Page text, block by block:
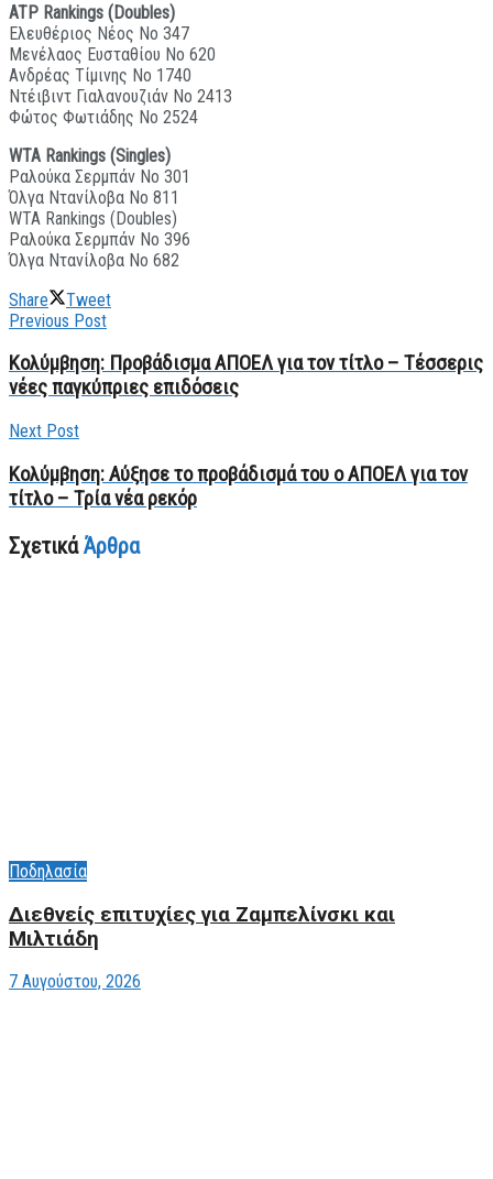
ATP Rankings (Doubles)
Ελευθέριος Νέος Νο 347
Μενέλαος Ευσταθίου Νο 620
Ανδρέας Τίμινης Νο 1740
Ντέιβιντ Γιαλανουζιάν Νο 2413
Φώτος Φωτιάδης Νο 2524
WTA Rankings (Singles)
Ραλούκα Σερμπάν Νο 301
Όλγα Ντανίλοβα Νο 811
WTA Rankings (Doubles)
Ραλούκα Σερμπάν Νο 396
Όλγα Ντανίλοβα Νο 682
Share
Tweet
Previous Post
Κολύμβηση: Προβάδισμα ΑΠΟΕΛ για τον τίτλο – Tέσσερις
νέες παγκύπριες επιδόσεις
Next Post
Κολύμβηση: Αύξησε το προβάδισμά του ο ΑΠΟΕΛ για τον
τίτλο – Τρία νέα ρεκόρ
ΣχετικάΆρθρα
Ποδηλασία
Διεθνείς επιτυχίες για Ζαμπελίνσκι και
Μιλτιάδη
7 Αυγούστου, 2026